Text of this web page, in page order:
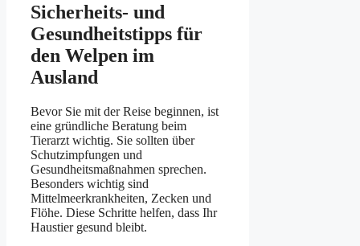
Sicherheits- und
Gesundheitstipps für
den Welpen im
Ausland
Bevor Sie mit der Reise beginnen, ist
eine gründliche Beratung beim
Tierarzt wichtig. Sie sollten über
Schutzimpfungen und
Gesundheitsmaßnahmen sprechen.
Besonders wichtig sind
Mittelmeerkrankheiten, Zecken und
Flöhe. Diese Schritte helfen, dass Ihr
Haustier gesund bleibt.